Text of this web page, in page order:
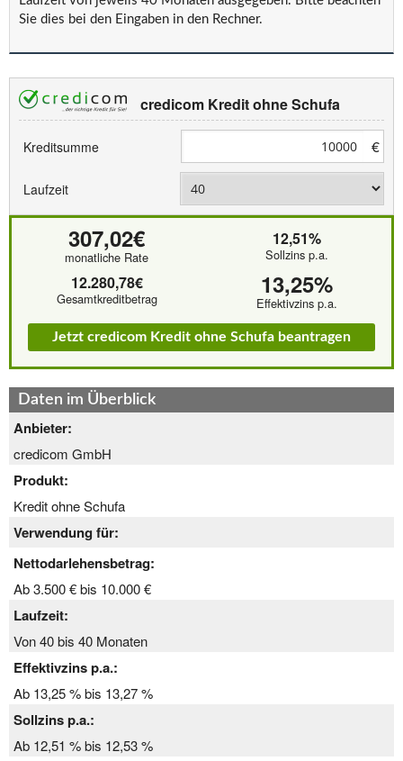
Sie dies bei den Eingaben in den Rechner.
credicom Kredit ohne Schufa
Kreditsumme €
Laufzeit
307,02€
monatliche Rate
12,51%
Sollzins p.a.
13,25%
Effektivzins p.a.
12.280,78€
Gesamtkreditbetrag
Jetzt credicom Kredit ohne Schufa beantragen
Daten im Überblick
Anbieter:
credicom GmbH
Produkt:
Kredit ohne Schufa
Verwendung für:
Nettodarlehensbetrag:
Ab 3.500 € bis 10.000 €
Laufzeit:
Von 40 bis 40 Monaten
Effektivzins p.a.:
Ab 13,25 % bis 13,27 %
Sollzins p.a.:
Ab 12,51 % bis 12,53 %